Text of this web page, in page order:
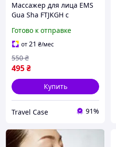
Массажер для лица EMS
Gua Sha FTJKGH с
нагреванием
Готово к отправке
от21 ₴/мес
495₴
550 ₴
Купить
Travel Case 91%